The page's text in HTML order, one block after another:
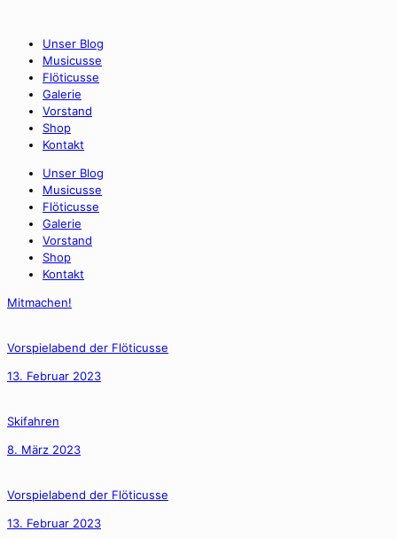
Unser Blog
Musicusse
Flöticusse
Galerie
Vorstand
Shop
Kontakt
Unser Blog
Musicusse
Flöticusse
Galerie
Vorstand
Shop
Kontakt
Mitmachen!
Vorspielabend der Flöticusse
13. Februar 2023
Skifahren
8. März 2023
Vorspielabend der Flöticusse
13. Februar 2023